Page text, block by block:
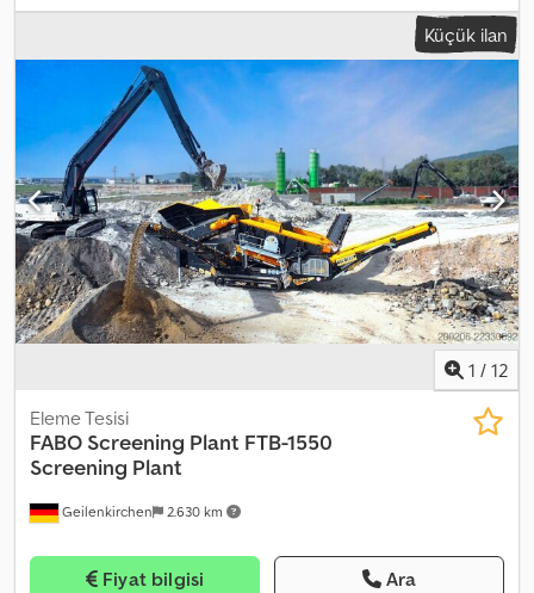
2021, according to owner - CE marked - Operating hours: 156 -
Good tires - Waste sorting - Ready for delivery. Description: Terra
Select W80 is used for sorting waste. Well suited for separating
materials to remove contaminants such as plastics. Only 156
operating hours. Ready for delivery. Operating hours: 156 Own
weight: 11 t Model: W80 Wind Sifter = More information = Serial
number: W09W80215K3T6xxxx Please contact ATS Norway for
further information.
Küçük ilan
1 / 12
Geilenkirchen 2.630 km
Eleme Tesisi
FABO Screening Plant FTB-1550
Screening Plant
Fiyat bilgisi Ara